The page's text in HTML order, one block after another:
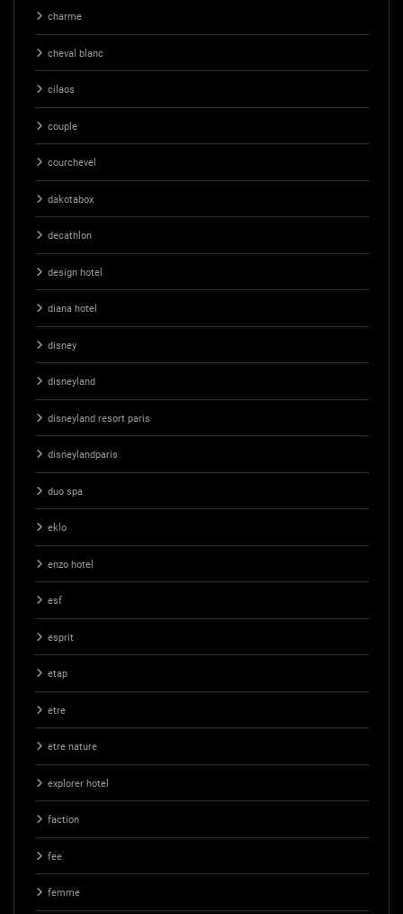
charme
cheval blanc
cilaos
couple
courchevel
dakotabox
decathlon
design hotel
diana hotel
disney
disneyland
disneyland resort paris
disneylandparis
duo spa
eklo
enzo hotel
esf
esprit
etap
etre
etre nature
explorer hotel
faction
fee
femme